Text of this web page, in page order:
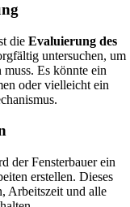
die Evaluierung des
untersuchen, um
Es könnte ein
oder vielleicht ein
der Fensterbauer ein
erstellen. Dieses
Arbeitszeit und alle